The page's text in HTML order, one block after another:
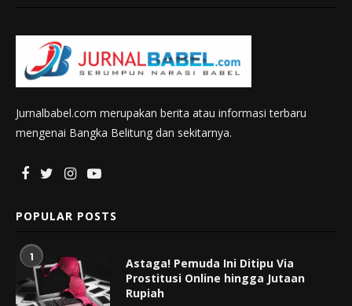
Jurnalbabel.com merupakan berita atau informasi terbaru
mengenai Bangka Belitung dan sekitarnya.
POPULAR POSTS
1
Astaga! Pemuda Ini Ditipu Via
Prostitusi Online hingga Jutaan
Rupiah